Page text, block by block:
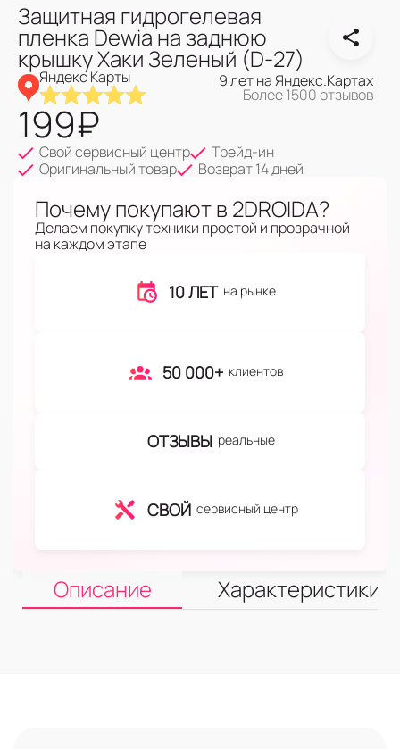
Защитная гидрогелевая
пленка Dewia на заднюю
крышку Хаки Зеленый (D-27)
Яндекс Карты 9 лет на Яндекс.Картах
Более 1500 отзывов
199₽
Свой сервисный центр
Трейд-ин
Оригинальный товар
Возврат 14 дней
Почему покупают в 2DROIDA?
Делаем покупку техники простой и прозрачной
на каждом этапе
10 ЛЕТ на рынке
50 000+ клиентов
ОТЗЫВЫ реальные
СВОЙ сервисный центр
Описание Характеристики